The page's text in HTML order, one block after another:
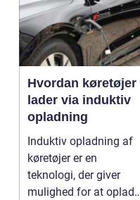
Hvordan køretøjer
lader via induktiv
opladning
Induktiv opladning af
køretøjer er en
teknologi, der giver
mulighed for at oplade